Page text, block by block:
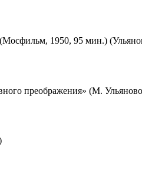
1950, 95 мин.)
преображения» (М.